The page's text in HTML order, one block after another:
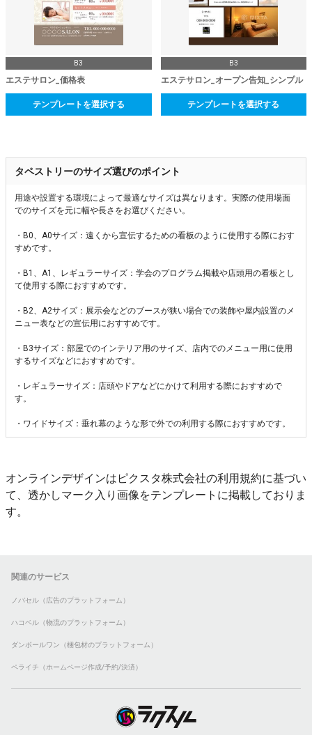
B3
エステサロン_価格表
テンプレートを選択する
B3
エステサロン_オープン告知_シンプル
テンプレートを選択する
タペストリーのサイズ選びのポイント
用途や設置する環境によって最適なサイズは異なります。実際の使用場面
でのサイズを元に幅や長さをお選びください。
・B0、A0サイズ：遠くから宣伝するための看板のように使用する際におす
すめです。
・B1、A1、レギュラーサイズ：学会のプログラム掲載や店頭用の看板とし
て使用する際におすすめです。
・B2、A2サイズ：展示会などのブースが狭い場合での装飾や屋内設置のメ
ニュー表などの宣伝用におすすめです。
・B3サイズ：部屋でのインテリア用のサイズ、店内でのメニュー用に使用
するサイズなどにおすすめです。
・レギュラーサイズ：店頭やドアなどにかけて利用する際におすすめで
す。
・ワイドサイズ：垂れ幕のような形で外での利用する際におすすめです。
オンラインデザインはピクスタ株式会社の利用規約に基づい
て、透かしマーク入り画像をテンプレートに掲載しておりま
す。
関連のサービス
ノバセル（広告のプラットフォーム）
ハコベル（物流のプラットフォーム）
ダンボールワン（梱包材のプラットフォーム）
ペライチ（ホームページ作成/予約/決済）